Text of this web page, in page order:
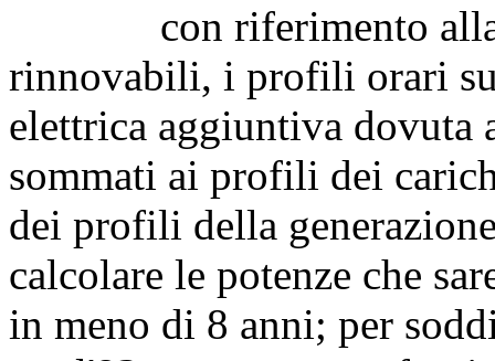
con riferimento alla
rinnovabili, i profili orari
elettrica aggiuntiva dovuta
sommati ai profili dei
dei profili della
calcolare le potenze che
in meno di 8 anni; per